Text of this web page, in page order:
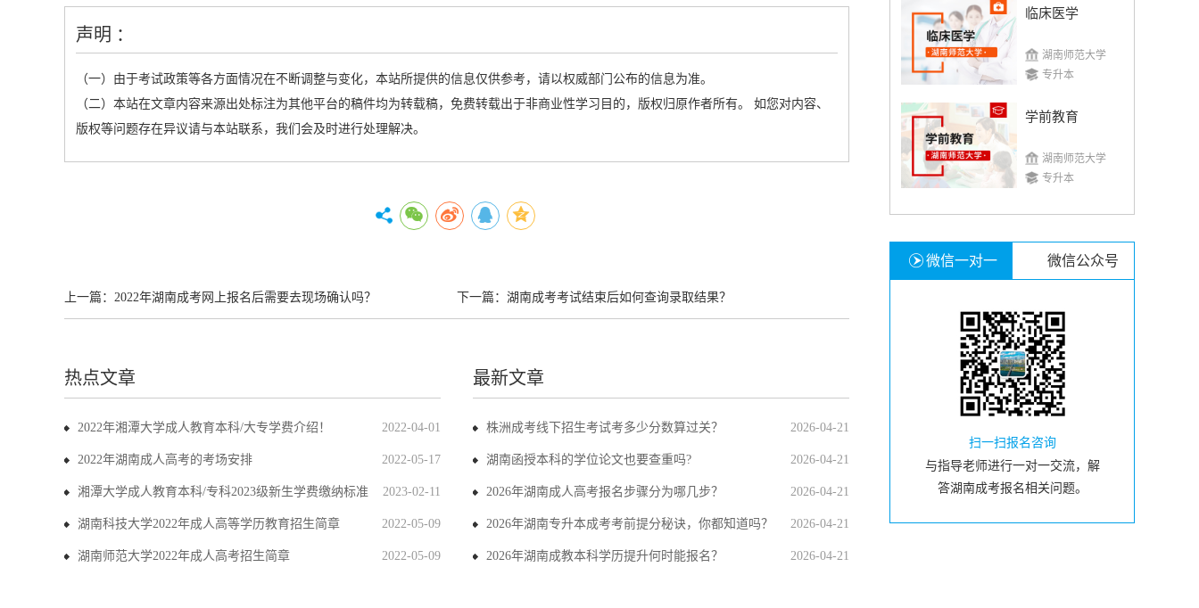
声明 ：
（一）由于考试政策等各方面情况在不断调整与变化，本站所提供的信息仅供参考，请以权威部门公布的信息为准。
（二）本站在文章内容来源出处标注为其他平台的稿件均为转载稿，免费转载出于非商业性学习目的，版权归原作者所有。 如您对内容、
版权等问题存在异议请与本站联系，我们会及时进行处理解决。
上一篇： 2022年湖南成考网上报名后需要去现场确认吗？ 下一篇： 湖南成考考试结束后如何查询录取结果？
热点文章
2022-04-01
2022年湘潭大学成人教育本科/大专学费介绍！
2022-05-17
2022年湖南成人高考的考场安排
2023-02-11
湘潭大学成人教育本科/专科2023级新生学费缴纳标准
2022-05-09
湖南科技大学2022年成人高等学历教育招生简章
2022-05-09
湖南师范大学2022年成人高考招生简章
最新文章
2026-04-21
株洲成考线下招生考试考多少分数算过关？
2026-04-21
湖南函授本科的学位论文也要查重吗?
2026-04-21
2026年湖南成人高考报名步骤分为哪几步？
2026-04-21
2026年湖南专升本成考考前提分秘诀，你都知道吗？
2026-04-21
2026年湖南成教本科学历提升何时能报名？
临床医学
湖南师范大学
专升本
学前教育
湖南师范大学
专升本
微信一对一 微信公众号
扫一扫报名咨询
与指导老师进行一对一交流，解
答湖南成考报名相关问题。